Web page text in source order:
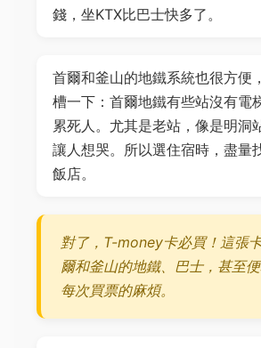
錢，坐KTX比巴士快多了。
首爾和釜山的地鐵系統也很方便
槽一下：首爾地鐵有些站沒有電
累死人。尤其是老站，像是明洞
讓人想哭。所以選住宿時，盡量
飯店。
對了，T-money卡必買！這張
爾和釜山的地鐵、巴士，甚至
每次買票的麻煩。